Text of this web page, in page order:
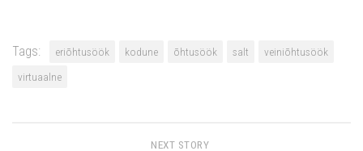
Tags: eriõhtusöök kodune õhtusöök salt
veiniõhtusöök
virtuaalne
NEXT STORY